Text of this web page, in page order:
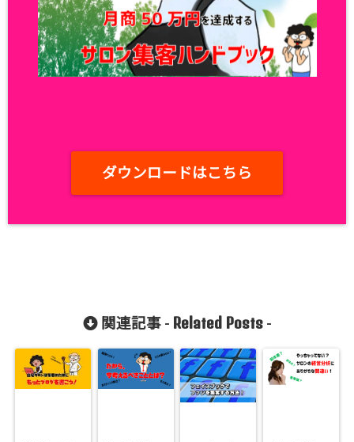
ダウンロードはこちら
関連記事 - Related Posts-